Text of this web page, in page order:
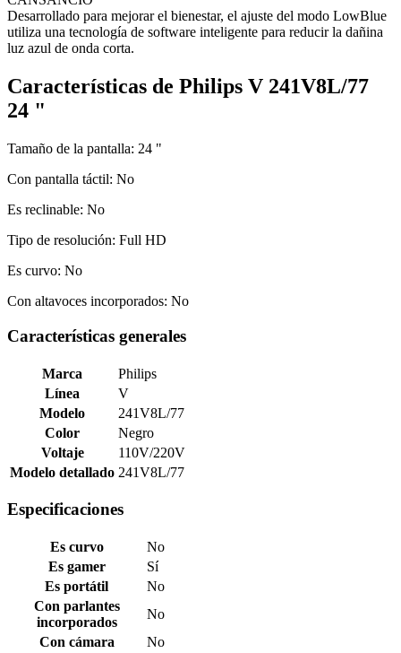
Desarrollado para mejorar el bienestar, el ajuste del modo LowBlue
utiliza una tecnología de software inteligente para reducir la dañina
luz azul de onda corta.
Características de Philips V 241V8L/77
24 "
Tamaño de la pantalla: 24 "
Con pantalla táctil: No
Es reclinable: No
Tipo de resolución: Full HD
Es curvo: No
Con altavoces incorporados: No
Características generales
Marca
Philips
Línea
V
Modelo
241V8L/77
Color
Negro
Voltaje
110V/220V
Modelo detallado 241V8L/77
Especificaciones
Es curvo
No
Es gamer
Sí
Es portátil
No
Con parlantes
incorporados
No
Con cámara
No